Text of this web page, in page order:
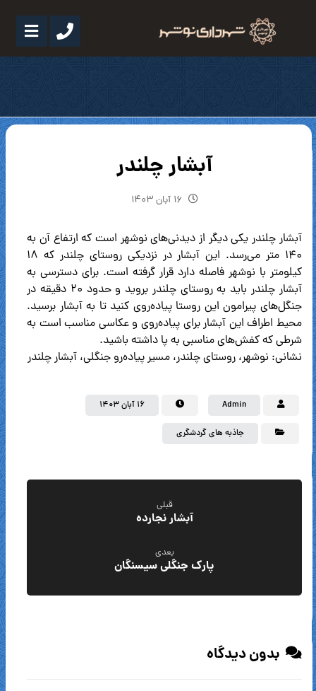
آبشار چلندر
۱۶ آبان ۱۴۰۳
آبشار چلندر یکی دیگر از دیدنی‌های نوشهر است که ارتفاع آن به
۱۴۰ متر می‌رسد. این آبشار در نزدیکی روستای چلندر که ۱۸
کیلومتر با نوشهر فاصله دارد قرار گرفته است. برای دسترسی به
آبشار چلندر باید به روستای چلندر بروید و حدود ۲۰ دقیقه در
جنگل‌های پیرامون این روستا پیاده‌روی کنید تا به آبشار برسید.
محیط اطراف این آبشار برای پیاده‌روی و عکاسی مناسب است به
شرطی که کفش‌های مناسبی به پا داشته باشید.
نشانی: نوشهر، روستای چلندر، مسیر پیاده‌رو جنگلی، آبشار چلندر
Admin ۱۶ آبان ۱۴۰۳
جاذبه های گردشگری
قبلی
آبشار نجارده
بعدی
پارک جنگلی سیسنگان
بدون دیدگاه